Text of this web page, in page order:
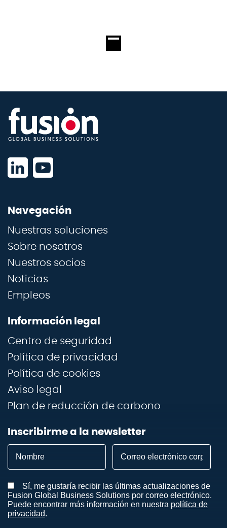
Navegación
Nuestras soluciones
Sobre nosotros
Nuestros socios
Noticias
Empleos
Información legal
Centro de seguridad
Política de privacidad
Política de cookies
Aviso legal
Plan de reducción de carbono
Inscribirme a la newsletter